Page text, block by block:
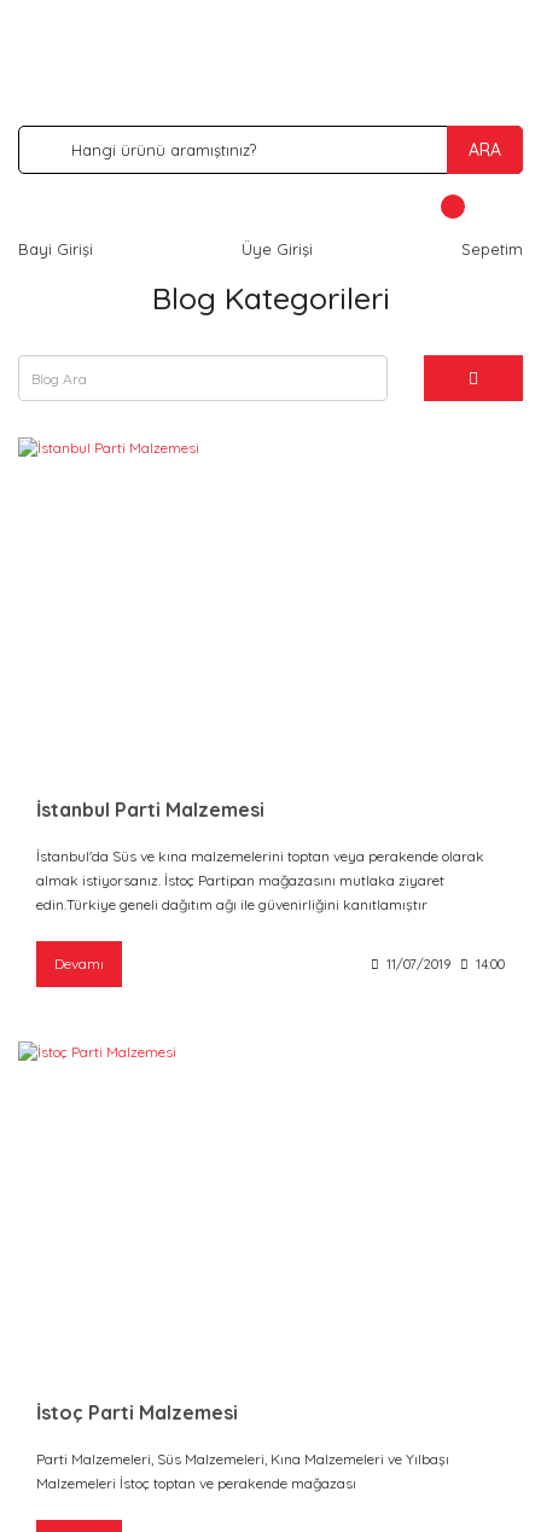
ARA
Bayi Girişi Üye Girişi Sepetim
Blog Kategorileri
İstanbul Parti Malzemesi
İstanbul'da Süs ve kına malzemelerini toptan veya perakende olarak
almak istiyorsanız. İstoç Partipan mağazasını mutlaka ziyaret
edin.Türkiye geneli dağıtım ağı ile güvenirliğini kanıtlamıştır
Devamı 11/07/2019 14:00
İstoç Parti Malzemesi
Parti Malzemeleri, Süs Malzemeleri, Kına Malzemeleri ve Yılbaşı
Malzemeleri İstoç toptan ve perakende mağazası